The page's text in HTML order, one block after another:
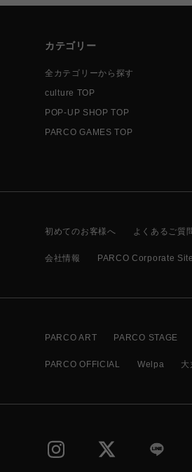
カテゴリー
全カテゴリーから探す
culture TOP
POP-UP SHOP TOP
PARCO GAMES TOP
初めてのお客様へ よくあるご質
会社情報 PARCO Corporate
PARCO ART PARCO STAGE
PARCO OFFICIAL Welpa 大